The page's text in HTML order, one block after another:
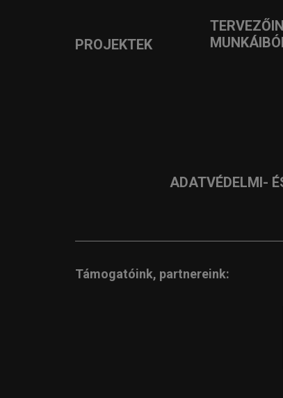
PROJEKTEK
ADATVÉDELMI-
Támogatóink, partnereink: